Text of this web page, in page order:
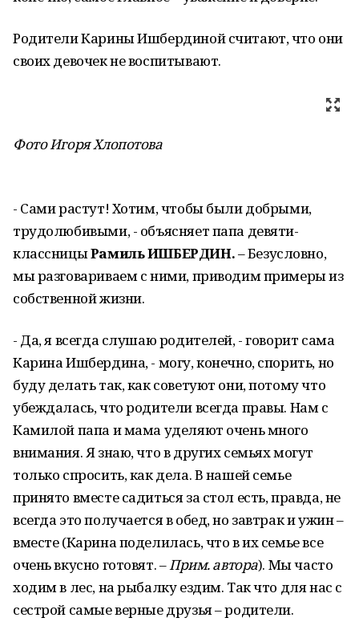
Родители Карины Ишбердиной считают, что они
своих девочек не воспитывают.
Фото Игоря Хлопотова
- Сами растут! Хотим, чтобы были добры­ми,
трудолюбивыми, - объясняет папа девяти­
классницыРамиль ИШБЕРДИН.– Безусловно,
мы разговариваем с ними, приводим примеры из
собственной жизни.
- Да, я всегда слушаю родите­лей, - говорит сама
Карина Ишбер­дина, - могу, конечно, спорить, но
буду делать так, как советуют они, потому что
убеждалась, что роди­тели всегда правы. Нам с
Камилой папа и мама уделяют очень много
внимания. Я знаю, что в других се­мьях могут
только спросить, как дела. В нашей семье
принято вме­сте садиться за стол есть, правда, не
всегда это получается в обед, но завтрак и ужин –
вместе (Кари­на поделилась, что в их семье все
очень вкусно готовят. –Прим. ав­тора). Мы часто
ходим в лес, на рыбалку ездим. Так что для нас с
сестрой самые верные друзья – родители.